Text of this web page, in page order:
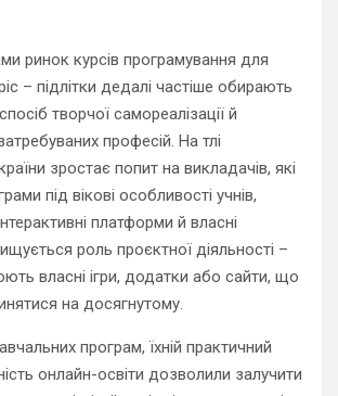
ринок курсів програмування для
– підлітки дедалі частіше обирають
творчої самореалізації й
професій. На тлі
зростає попит на викладачів, які
під вікові особливості учнів,
платформи й власні
роль проєктної діяльності –
власні ігри, додатки або сайти, що
на досягнутому.
програм, їхній практичний
онлайн-освіти дозволили залучити